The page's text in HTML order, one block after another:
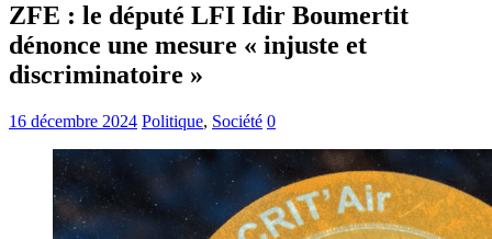
ZFE : le député LFI Idir Boumertit
dénonce une mesure « injuste et
discriminatoire »
16 décembre 2024 Politique, Société 0